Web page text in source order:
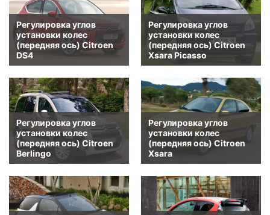
Регулировка углов
установки колес
(передняя ось) Citroen
DS4
Регулировка углов
установки колес
(передняя ось) Citroen
Xsara Picasso
Регулировка углов
установки колес
(передняя ось) Citroen
Berlingo
Регулировка углов
установки колес
(передняя ось) Citroen
Xsara